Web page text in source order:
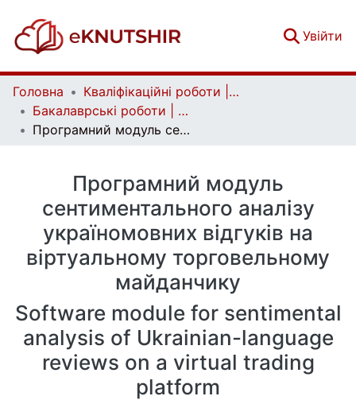
Увійти
Головна
Кваліфікаційні роботи | Qualifying works
Бакалаврські роботи | Bachelor theses
Програмний модуль сентиментального аналізу україномовних відгуків на віртуальному торговельному майданчику
Програмний модуль
сентиментального аналізу
україномовних відгуків на
віртуальному торговельному
майданчику
Software module for sentimental
analysis of Ukrainian-language
reviews on a virtual trading
platform